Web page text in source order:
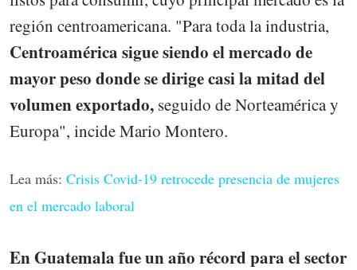
región centroamericana. "Para toda la industria,
Centroamérica sigue siendo el mercado de
mayor peso donde se dirige casi la mitad del
volumen exportado, seguido de Norteamérica y
Europa", incide Mario Montero.
Lea más: Crisis Covid-19 retrocede presencia de mujeres
en el mercado laboral
En Guatemala fue un año récord para el sector